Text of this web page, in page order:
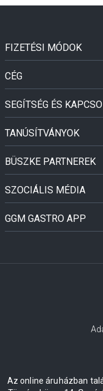
FIZETÉSI MÓDOK
CÉG
SEGÍTSÉG ÉS
TANÚSÍTVÁNYOK
BÜSZKE PARTNEREK
SZOCIÁLIS MÉDIA
GGM GASTRO APP
Az online áruházban